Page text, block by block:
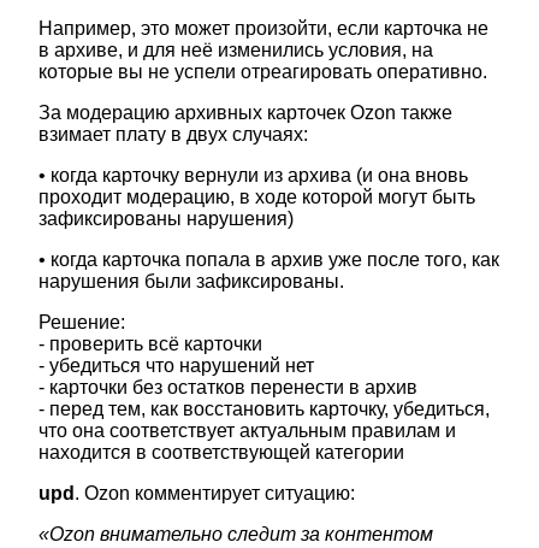
Например, это может произойти, если карточка не
в архиве, и для неё изменились условия, на
которые вы не успели отреагировать оперативно.
За модерацию архивных карточек Ozon также
взимает плату в двух случаях:
• когда карточку вернули из архива (и она вновь
проходит модерацию, в ходе которой могут быть
зафиксированы нарушения)
• когда карточка попала в архив уже после того, как
нарушения были зафиксированы.
Решение:
- проверить всё карточки
- убедиться что нарушений нет
- карточки без остатков перенести в архив
- перед тем, как восстановить карточку, убедиться,
что она соответствует актуальным правилам и
находится в соответствующей категории
upd . Ozon комментирует ситуацию:
«Ozon внимательно следит за контентом